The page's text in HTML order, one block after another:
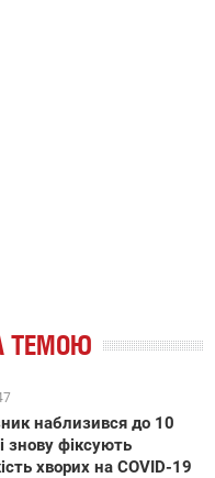
ТЕМОЮ
наблизився до 10
знову фіксують
хворих на COVID-19